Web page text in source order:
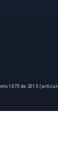
1075 de 2015